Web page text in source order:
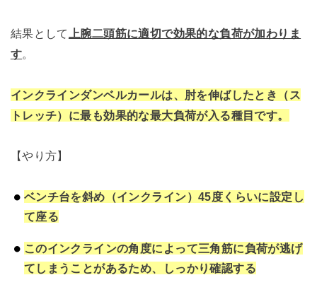
結果として
上腕二頭筋に適切で効果的な負荷が加わりま
す。
インクラインダンベルカールは、肘を伸ばしたとき（ス
トレッチ）に最も効果的な最大負荷が入る種目です。
【やり方】
ベンチ台を斜め（インクライン）45度くらいに設定し
て座る
このインクラインの角度によって三角筋に負荷が逃げ
てしまうことがあるため、しっかり確認する